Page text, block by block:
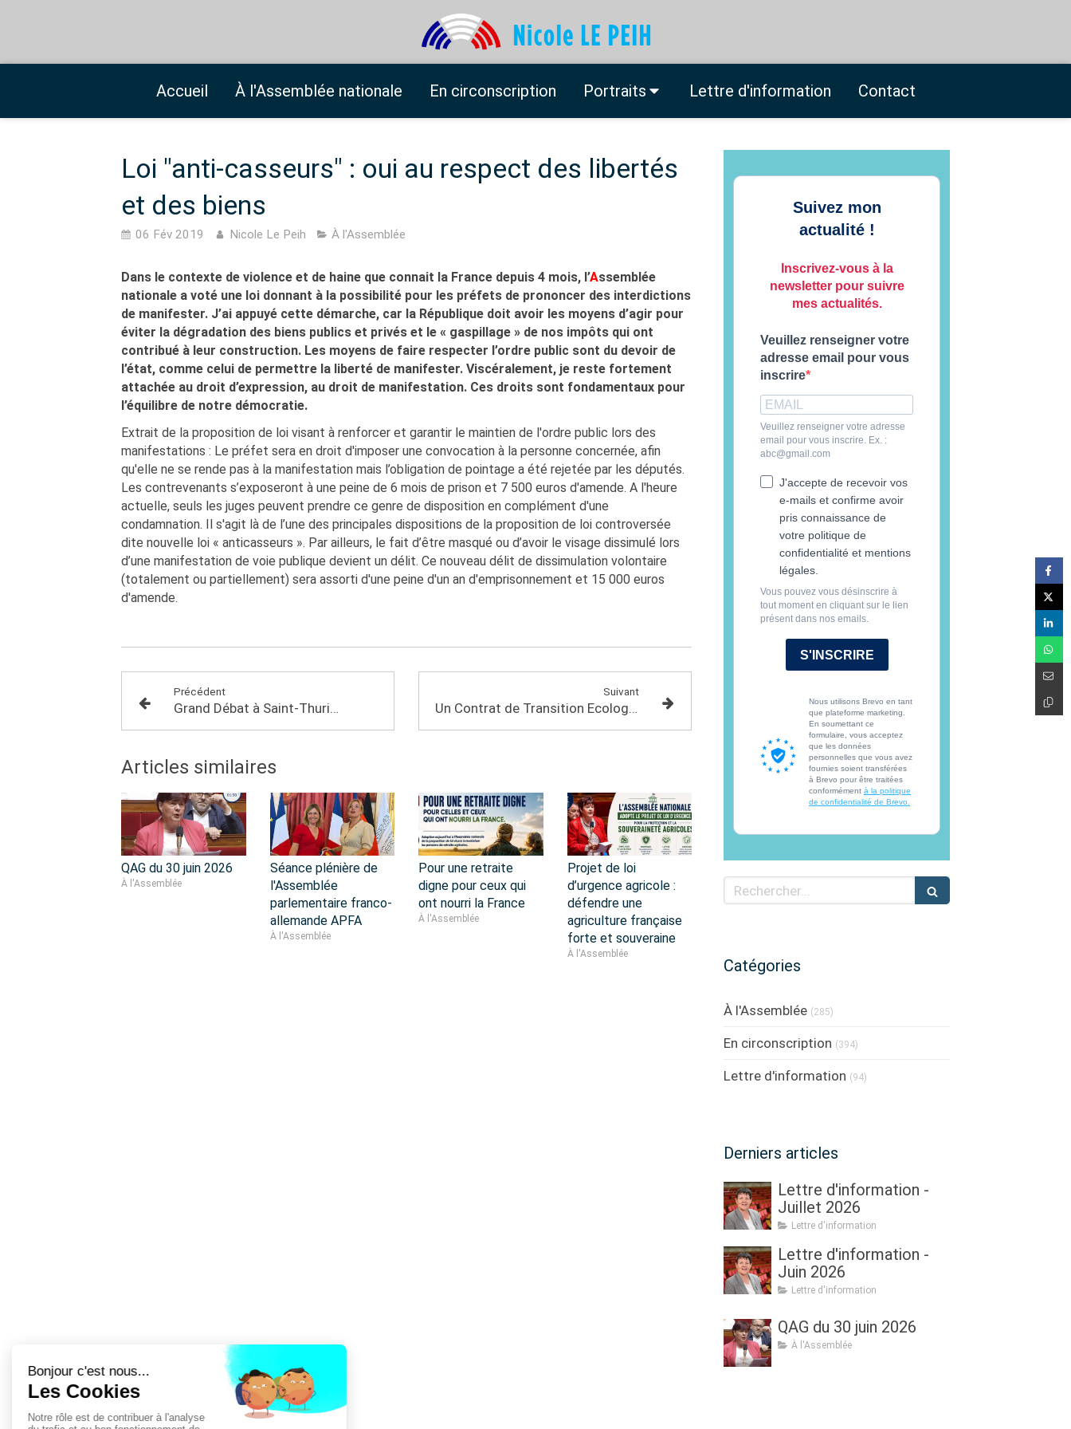
Accueil À l'Assemblée nationale En circonscription Portraits Lettre d'information Contact
Loi "anti-casseurs" : oui au respect des libertés
et des biens
06 Fév 2019 Nicole Le Peih À l'Assemblée
Dans le contexte de violence et de haine que connait la France depuis 4 mois, l’Assemblée
nationale a voté une loi donnant à la possibilité pour les préfets de prononcer des interdictions
de manifester. J’ai appuyé cette démarche, car la République doit avoir les moyens d’agir pour
éviter la dégradation des biens publics et privés et le « gaspillage » de nos impôts qui ont
contribué à leur construction. Les moyens de faire respecter l’ordre public sont du devoir de
l’état, comme celui de permettre la liberté de manifester. Viscéralement, je reste fortement
attachée au droit d’expression, au droit de manifestation. Ces droits sont fondamentaux pour
l’équilibre de notre démocratie.
Extrait de la proposition de loi visant à renforcer et garantir le maintien de l'ordre public lors des
manifestations : Le préfet sera en droit d'imposer une convocation à la personne concernée, afin
qu'elle ne se rende pas à la manifestation mais l’obligation de pointage a été rejetée par les députés.
Les contrevenants s’exposeront à une peine de 6 mois de prison et 7 500 euros d'amende. A l'heure
actuelle, seuls les juges peuvent prendre ce genre de disposition en complément d'une
condamnation. Il s'agit là de l’une des principales dispositions de la proposition de loi controversée
dite nouvelle loi « anticasseurs ». Par ailleurs, le fait d’être masqué ou d’avoir le visage dissimulé lors
d’une manifestation de voie publique devient un délit. Ce nouveau délit de dissimulation volontaire
(totalement ou partiellement) sera assorti d'une peine d'un an d'emprisonnement et 15 000 euros
d'amende.
Précédent
Grand Débat à Saint-Thuriau jeudi 7 février
Suivant
Un Contrat de Transition Ecologique (CTE) pour le territoire de Pontivy : l’écologie comme moteur de l’économie.
Articles similaires
QAG du 30 juin 2026
À l'Assemblée
Séance plénière de
l'Assemblée
parlementaire franco-
allemande APFA
À l'Assemblée
Pour une retraite
digne pour ceux qui
ont nourri la France
À l'Assemblée
Projet de loi
d’urgence agricole :
défendre une
agriculture française
forte et souveraine
À l'Assemblée
Suivez mon
actualité !
Inscrivez-vous à la
newsletter pour suivre
mes actualités.
Veuillez renseigner votre
adresse email pour vous
inscrire
Veuillez renseigner votre adresse
email pour vous inscrire. Ex. :
abc@gmail.com
J'accepte de recevoir vos
e-mails et confirme avoir
pris connaissance de
votre politique de
confidentialité et mentions
légales.
Vous pouvez vous désinscrire à
tout moment en cliquant sur le lien
présent dans nos emails.
S'INSCRIRE
Nous utilisons Brevo en tant
que plateforme marketing.
En soumettant ce
formulaire, vous acceptez
que les données
personnelles que vous avez
fournies soient transférées
à Brevo pour être traitées
conformément à la politique
de confidentialité de Brevo.
Rechercher
Catégories
À l'Assemblée (285)
En circonscription (394)
Lettre d'information (94)
Derniers articles
Lettre d'information -
Juillet 2026
Lettre d'information
Lettre d'information -
Juin 2026
Lettre d'information
QAG du 30 juin 2026
À l'Assemblée